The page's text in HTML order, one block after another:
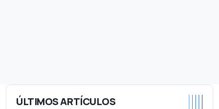
ÚLTIMOS ARTÍCULOS